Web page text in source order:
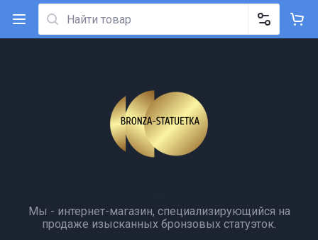
Мы - интернет-магазин, специализирующийся на
продаже изысканных бронзовых статуэток.